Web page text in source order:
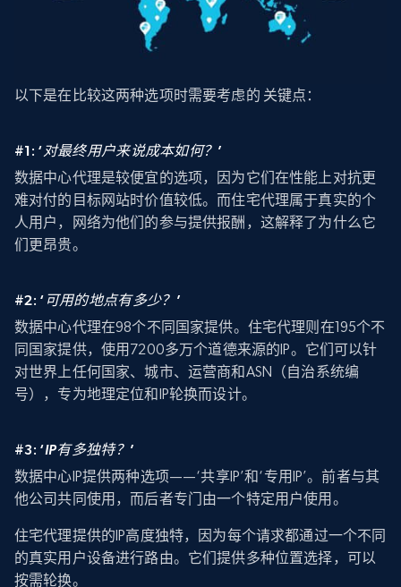
以下是在比较这两种选项时需要考虑的 关键点：
#1: ‘对最终用户来说成本如何？ ’
数据中心代理是较便宜的选项，因为它们在性能上对抗更
难对付的目标网站时价值较低。而住宅代理属于真实的个
人用户，网络为他们的参与提供报酬，这解释了为什么它
们更昂贵。
#2: ‘ 可用的地点有多少？ ’
数据中心代理在98个不同国家提供。住宅代理则在195个不
同国家提供，使用7200多万个道德来源的IP。它们可以针
对世界上任何国家、城市、运营商和ASN（自治系统编
号），专为地理定位和IP轮换而设计。
#3: ‘IP有多独特？ ’
数据中心IP提供两种选项——‘共享IP’和‘专用IP’。前者与其
他公司共同使用，而后者专门由一个特定用户使用。
住宅代理提供的IP高度独特，因为每个请求都通过一个不同
的真实用户设备进行路由。它们提供多种位置选择，可以
按需轮换。